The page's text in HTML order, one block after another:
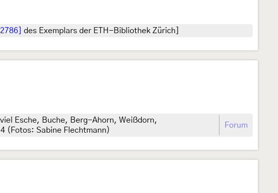
des Exemplars der ETH-Bibliothek Zürich]
Esche, Buche, Berg-Ahorn, Weißdorn,
(Fotos: Sabine Flechtmann)
Forum